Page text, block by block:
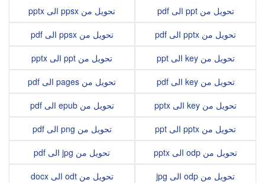
تحويل من ppt الى pdf
تحويل من pptx الى pdf
تحويل من key الى ppt
تحويل من key الى pdf
تحويل من key الى pptx
تحويل من pptx الى ppt
تحويل من odp الى pptx
تحويل من odp الى jpg
تحويل من ppsx الى pptx
تحويل من ppsx الى pdf
تحويل من ppt الى pptx
تحويل من pages الى pdf
تحويل من epub الى pdf
تحويل من png الى pdf
تحويل من jpg الى pdf
تحويل من odt الى docx